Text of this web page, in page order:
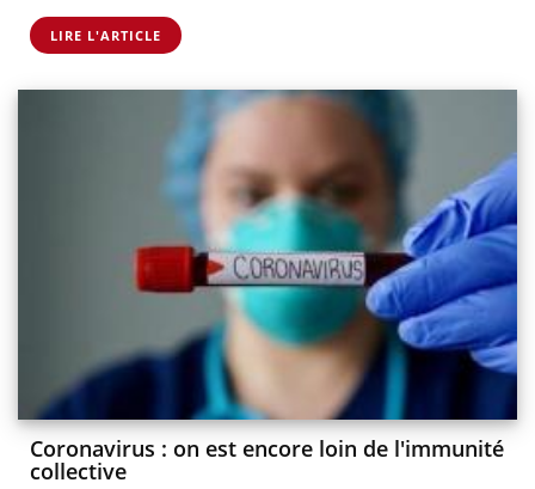
LIRE L'ARTICLE
Coronavirus : on est encore loin de l'immunité
collective